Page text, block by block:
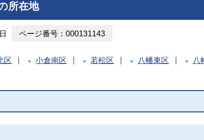
所在地
ページ番号：000131143
区 小倉南区 若松区 八幡東区
八